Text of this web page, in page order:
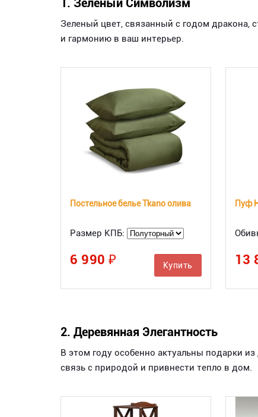
Зеленый цвет, связанный с годом дракона,
и гармонию в ваш интерьер.
Постельное белье Tkano олива
Размер КПБ:
6 990 ₽ Купить
Пуф
13
2. Деревянная Элегантность
В этом году особенно актуальны подарки
связь с природой и привнести тепло в дом.